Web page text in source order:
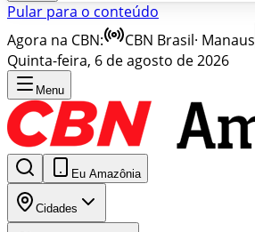
Pular para o conteúdo
Agora na CBN:
CBN Brasil· Manaus
Quinta-feira, 6 de agosto de 2026
Menu
Eu Amazônia
Cidades